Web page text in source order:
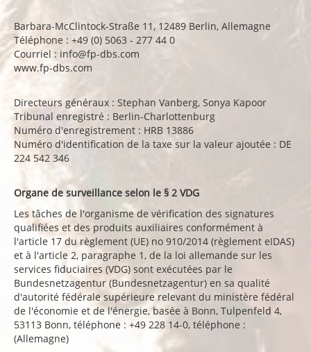
Barbara-McClintock-Straße 11, 12489 Berlin, Allemagne
Téléphone : +49 (0) 5063 - 277 44 0
Courriel : info@fp-dbs.com
www.fp-dbs.com
Directeurs généraux : Stephan Vanberg, Sonya Kapoor
Tribunal enregistré : Berlin-Charlottenburg
Numéro d'enregistrement : HRB 13886
Numéro d'identification de la taxe sur la valeur ajoutée : DE
224 542 346
Organe de surveillance selon le § 2 VDG
Les tâches de l'organisme de vérification des signatures
qualifiées et des produits auxiliaires conformément à
l'article 17 du règlement (UE) no 910/2014 (règlement eIDAS)
et à l'article 2, paragraphe 1, de la loi allemande sur les
services fiduciaires (VDG) sont exécutées par le
Bundesnetzagentur (Bundesnetzagentur) en sa qualité
d'autorité fédérale supérieure relevant du ministère fédéral
de l'économie et de l'énergie, basée à Bonn, Tulpenfeld 4,
53113 Bonn, téléphone : +49 228 14-0, téléphone :
(Allemagne)